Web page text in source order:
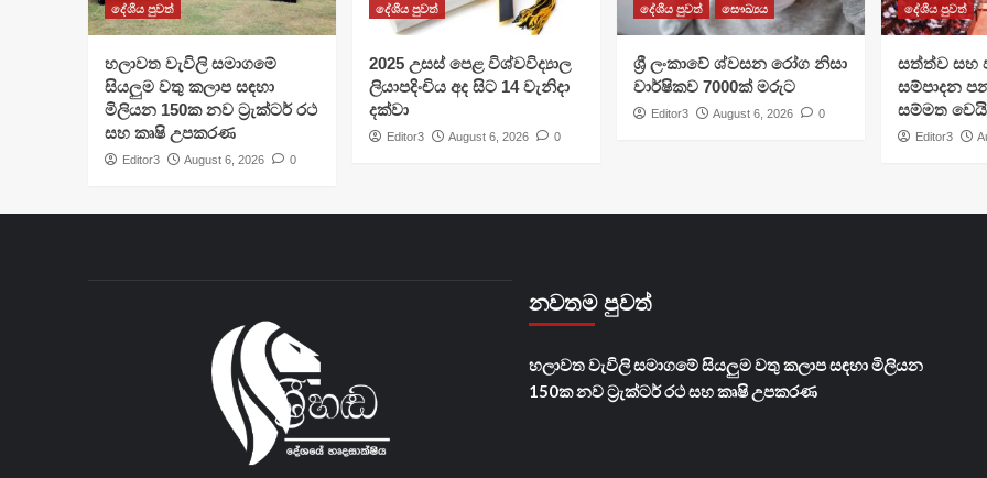
දේශීය පුවත්
හලාවත වැවිලි සමාගමේ
සියලුම වතු කලාප සඳහා
මිලියන 150ක නව ට්‍රැක්ටර් රථ
සහ කෘෂි උපකරණ
Editor3 August 6, 2026 0
දේශීය පුවත්
​2025 උසස් පෙළ විශ්වවිද්‍යාල
ලියාපදිංචිය අද සිට 14 වැනිදා
දක්වා
Editor3 August 6, 2026 0
දේශීය පුවත් සෞඛ්‍යය
ශ්‍රී ලංකාවේ ශ්වසන රෝග නිසා
වාර්ෂිකව 7000ක් මරුට
Editor3 August 6, 2026 0
දේශීය පුවත්
සත්ත්ව සහ
සම්පාදන
සම්මත වෙයි
Editor3
නවතම පුවත්
හලාවත වැවිලි සමාගමේ සියලුම වතු කලාප සඳහා මිලියන
150ක නව ට්‍රැක්ටර් රථ සහ කෘෂි උපකරණ